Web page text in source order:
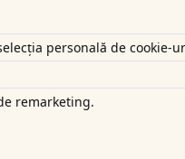
personală de cookie-
remarketing.